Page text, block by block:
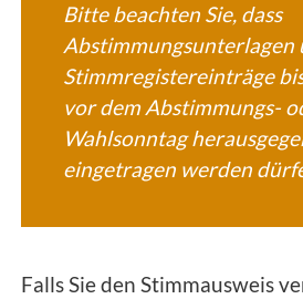
Bitte beachten Sie, dass
Abstimmungsunterlagen
Stimmregistereinträge
vor dem Abstimmungs-
Wahlsonntag
eingetragen werden
Falls Sie den Stimmausweis